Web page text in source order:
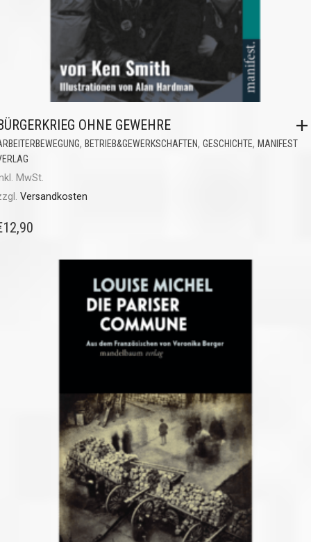
OHNE GEWEHRE
, BETRIEB&GEWERKSCHAFTEN, GESCHICHTE, MANIFEST
MwSt.
Versandkosten
12,90